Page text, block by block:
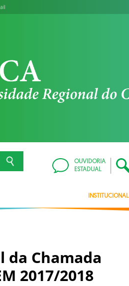
OUVIDORIA
ESTADUAL
INSTITUCIONAL
da Chamada
2017/2018